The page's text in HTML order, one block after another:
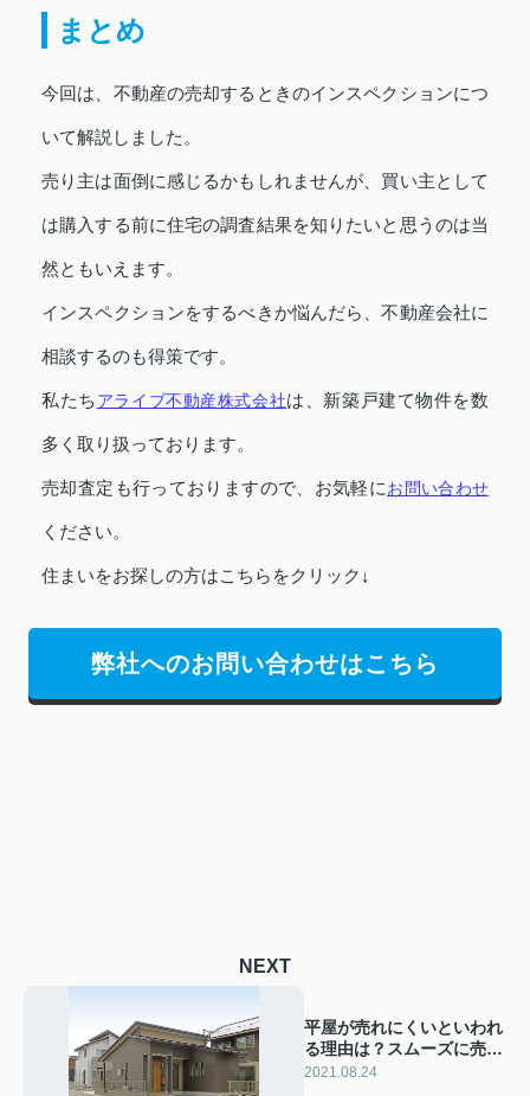
まとめ
今回は、不動産の売却するときのインスペクションにつ
いて解説しました。
売り主は面倒に感じるかもしれませんが、買い主として
は購入する前に住宅の調査結果を知りたいと思うのは当
然ともいえます。
インスペクションをするべきか悩んだら、不動産会社に
相談するのも得策です。
私たち アライブ不動産株式会社は、新築戸建て物件を数
多く取り扱っております。
売却査定も行っておりますので、お気軽にお問い合わせ
ください。
住まいをお探しの方はこちらをクリック↓
弊社へのお問い合わせはこちら
NEXT
平屋が売れにくいといわれ
る理由は？スムーズに売却
する方法をご紹介！
2021.08.24